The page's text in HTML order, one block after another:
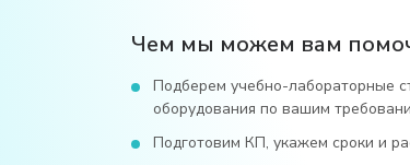
Чем мы можем вам
Подберем учебно-лабораторные
оборудования по вашим
Подготовим КП, укажем сроки и